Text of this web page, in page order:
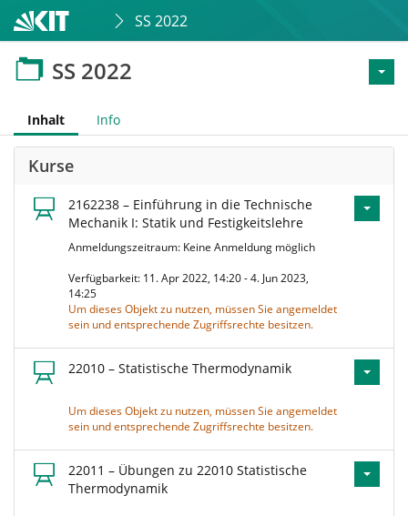
SS 2022
SS 2022
Inhalt Info
Kurse
2162238 – Einführung in die Technische
Mechanik I: Statik und Festigkeitslehre
Anmeldungszeitraum: Keine Anmeldung möglich
Verfügbarkeit: 11. Apr 2022, 14:20 - 4. Jun 2023,
14:25
Um dieses Objekt zu nutzen, müssen Sie angemeldet
sein und entsprechende Zugriffsrechte besitzen.
22010 – Statistische Thermodynamik
Um dieses Objekt zu nutzen, müssen Sie angemeldet
sein und entsprechende Zugriffsrechte besitzen.
22011 – Übungen zu 22010 Statistische
Thermodynamik